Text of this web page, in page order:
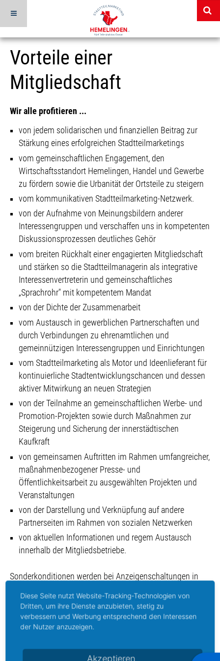
Vorteile einer
Mitgliedschaft
Wir alle profitieren ...
von jedem solidarischen und finanziellen Beitrag zur
Stärkung eines erfolgreichen Stadtteilmarketings
vom gemeinschaftlichen Engagement, den
Wirtschaftsstandort Hemelingen, Handel und Gewerbe
zu fördern sowie die Urbanität der Ortsteile zu steigern
vom kommunikativen Stadtteilmarketing-Netzwerk.
von der Aufnahme von Meinungsbildern anderer
Interessengruppen und verschaffen uns in kompetenten
Diskussionsprozessen deutliches Gehör
vom breiten Rückhalt einer engagierten Mitgliedschaft
und stärken so die Stadtteilmanagerin als integrative
Interessenvertreterin und gemeinschaftliches
„Sprachrohr" mit kompetentem Mandat
von der Dichte der Zusammenarbeit
vom Austausch in gewerblichen Partnerschaften und
durch Verbindungen zu ehrenamtlichen und
gemeinnützigen Interessengruppen und Einrichtungen
vom Stadtteilmarketing als Motor und Ideenlieferant für
kontinuierliche Stadtentwicklungschancen und dessen
aktiver Mitwirkung an neuen Strategien
von der Teilnahme an gemeinschaftlichen Werbe- und
Promotion-Projekten sowie durch Maßnahmen zur
Steigerung und Sicherung der innerstädtischen
Kaufkraft
von gemeinsamen Auftritten im Rahmen umfangreicher,
maßnahmenbezogener Presse- und
Öffentlichkeitsarbeit zu ausgewählten Projekten und
Veranstaltungen
von der Darstellung und Verknüpfung auf andere
Partnerseiten im Rahmen von sozialen Netzwerken
von aktuellen Informationen und regem Austausch
innerhalb der Mitgliedsbetriebe.
Sonderkonditionen werden bei Anzeigenschaltungen in
Weser Report und im jährlich erscheinenden
Hemelingen Magazin angeboten.
Unterlagen zum Download
Mitgliedsantrag/ Beitragsordnung
Diese Seite nutzt Website-Tracking-Technologien von
Dritten, um ihre Dienste anzubieten, stetig zu
verbessern und Werbung entsprechend den Interessen
der Nutzer anzuzeigen.
Akzeptieren